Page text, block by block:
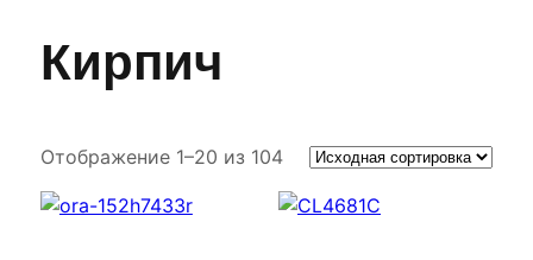
Кирпич
Отображение 1–20 из 104